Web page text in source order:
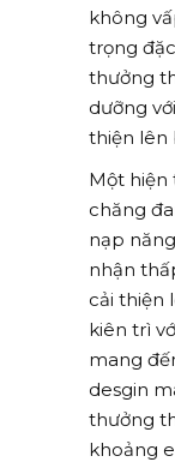
không
trọng
thưởng
dưỡng
thiện lên
Một hiện
chăng
nạp
nhận
cải thiện
kiên trì
mang
desgin
thưởng
khoảng